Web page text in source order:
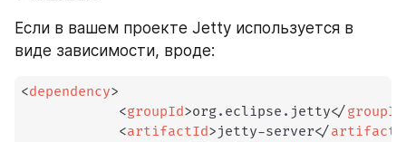
Если в вашем проекте Jetty используется в
виде зависимости, вроде:
<dependency>
<groupId>org.eclipse.jetty</groupId
<artifactId>jetty-server</